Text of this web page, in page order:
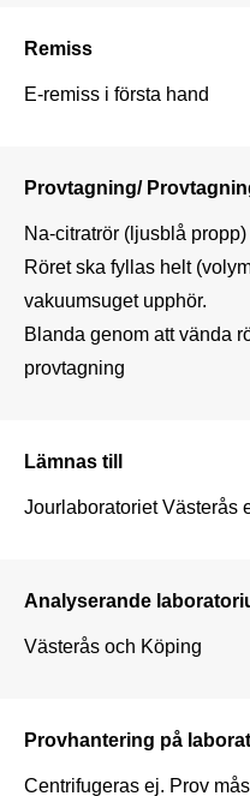
Remiss
E-remiss i första hand
Provtagning/
Na-citratrör (ljusblå propp)
Röret ska fyllas helt
vakuumsuget upphör.
Blanda genom att vända
provtagning
Lämnas till
Jourlaboratoriet Västerås
Analyserande
Västerås och Köping
Provhantering på
Centrifugeras ej. Prov